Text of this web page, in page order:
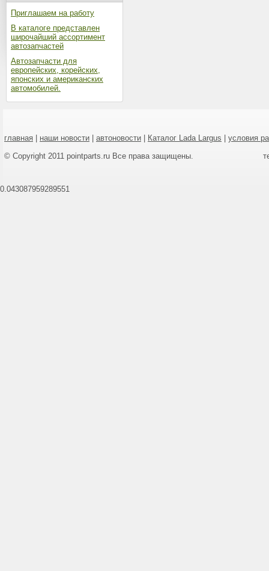
Приглашаем на работу
В каталоге представлен
широчайший ассортимент
автозапчастей
Автозапчасти для
европейских, корейских,
японских и американских
автомобилей.
главная наши новости автоновости Каталог Lada Largus
условия
© Copyright 2011 pointparts.ru Все права защищены.
0.043087959289551